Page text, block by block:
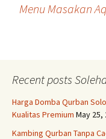
Menu Masakan
Recent posts
Harga Domba Qurban
Kualitas Premium May 25,
Kambing Qurban Tanpa